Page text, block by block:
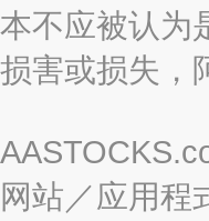
本不应被认为
损害或损失，
网站／应用程